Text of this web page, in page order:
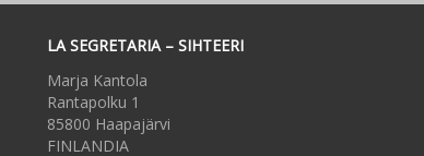
LA SEGRETARIA – SIHTEERI
Marja Kantola
Rantapolku 1
85800 Haapajärvi
FINLANDIA